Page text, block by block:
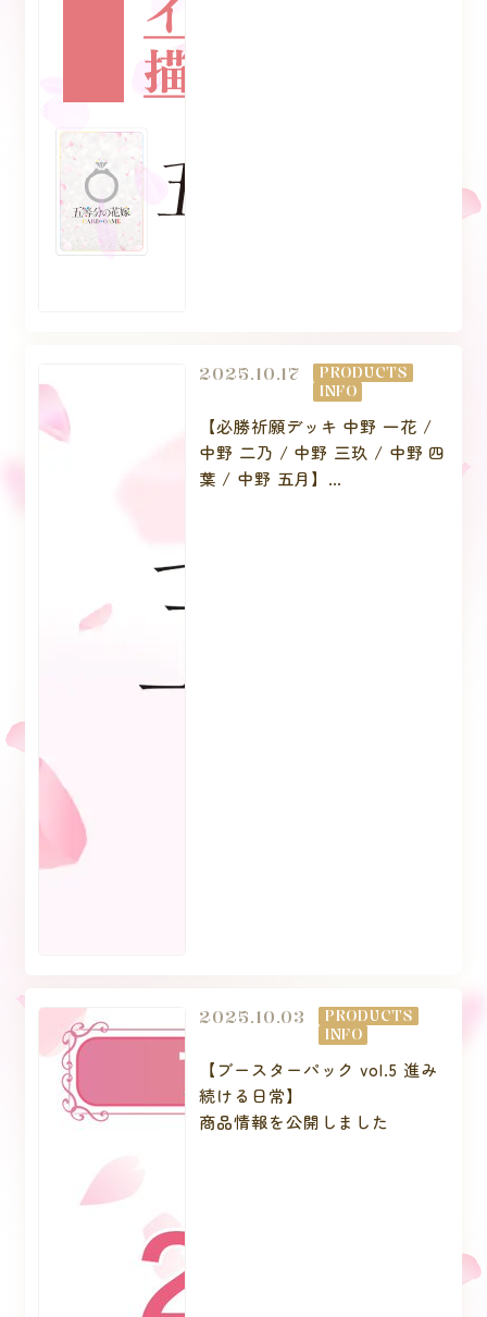
2025.10.17
PRODUCTS
INFO
【必勝祈願デッキ 中野 一花 /
中野 二乃 / 中野 三玖 / 中野 四
葉 / 中野 五月】
2025.10.03
PRODUCTS
INFO
【ブースターパック vol.5 進み
続ける日常】
商品情報を公開しました